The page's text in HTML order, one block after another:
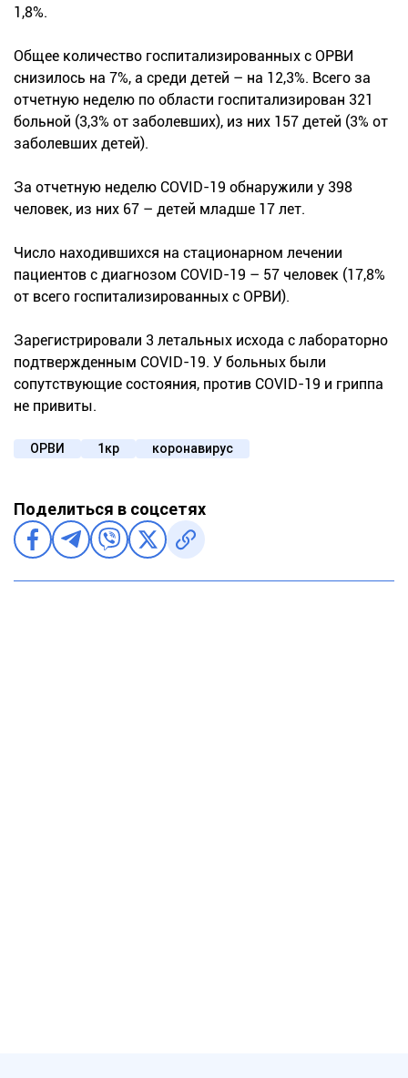
1,8%.
Общее количество госпитализированных с ОРВИ
снизилось на 7%, а среди детей – на 12,3%. Всего за
отчетную неделю по области госпитализирован 321
больной (3,3% от заболевших), из них 157 детей (3% от
заболевших детей).
За отчетную неделю COVID-19 обнаружили у 398
человек, из них 67 – детей младше 17 лет.
Число находившихся на стационарном лечении
пациентов с диагнозом COVID-19 – 57 человек (17,8%
от всего госпитализированных с ОРВИ).
Зарегистрировали 3 летальных исхода с лабораторно
подтвержденным COVID-19. У больных были
сопутствующие состояния, против COVID-19 и гриппа
не привиты.
ОРВИ 1кр коронавирус
Поделиться в соцсетях